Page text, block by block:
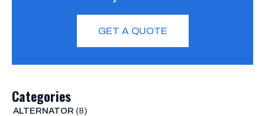
GET A QUOTE
Categories
ALTERNATOR (8)